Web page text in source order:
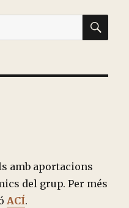
amb aportacions
del grup. Per més
ACÍ.